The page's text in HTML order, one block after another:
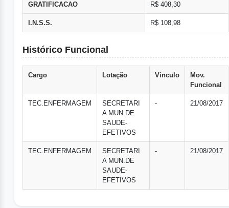
GRATIFICACAO R$ 408,30
I.N.S.S. R$ 108,98
Histórico Funcional
Cargo Lotação Vínculo
Mov.
Funcional
TEC.ENFERMAGEM
SECRETARI
A MUN.DE
SAUDE-
EFETIVOS
- 21/08/2017
TEC.ENFERMAGEM
SECRETARI
A MUN.DE
SAUDE-
EFETIVOS
- 21/08/2017